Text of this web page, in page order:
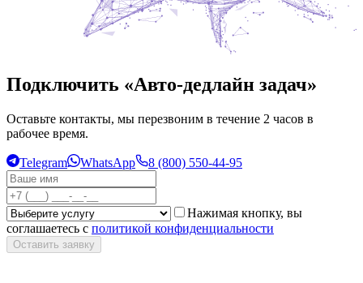
Подключить «Авто-дедлайн задач»
Оставьте контакты, мы перезвоним в течение 2 часов в
рабочее время.
Telegram WhatsApp 8 (800) 550-44-95
Нажимая кнопку, вы
соглашаетесь с политикой конфиденциальности
Оставить заявку